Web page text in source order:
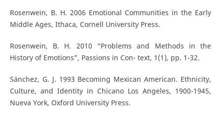
Rosenwein, B. H. 2006 Emotional Communities in the Early
Middle Ages, Ithaca, Cornell University Press.
Rosenwein, B. H. 2010 “Problems and Methods in the
History of Emotions”, Passions in Con- text, 1(1), pp. 1-32.
Sánchez, G. J. 1993 Becoming Mexican American. Ethnicity,
Culture, and Identity in Chicano Los Angeles, 1900-1945,
Nueva York, Oxford University Press.